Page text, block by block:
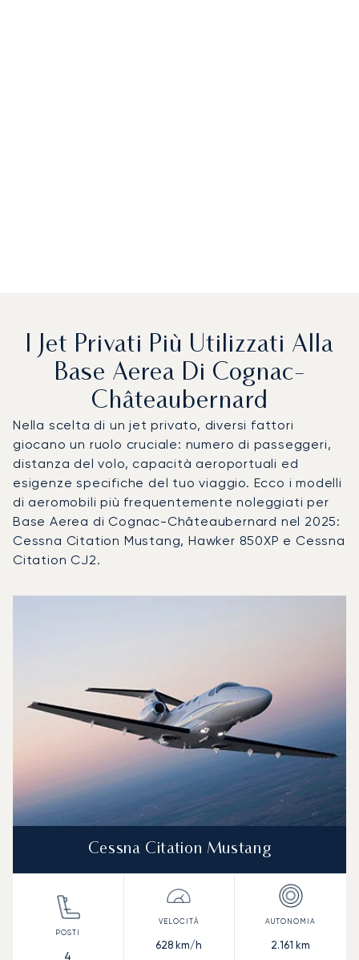
I Jet Privati Più Utilizzati Alla
Base Aerea Di Cognac-
Châteaubernard
Nella scelta di un jet privato, diversi fattori
giocano un ruolo cruciale: numero di passeggeri,
distanza del volo, capacità aeroportuali ed
esigenze specifiche del tuo viaggio. Ecco i modelli
di aeromobili più frequentemente noleggiati per
Base Aerea di Cognac-Châteaubernard nel 2025:
Cessna Citation Mustang, Hawker 850XP e Cessna
Citation CJ2.
Cessna Citation Mustang
4
628 km/h 2.161 km